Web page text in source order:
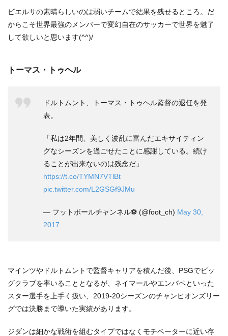
ビエルサの素晴らしいのは弱いチームで結果を残せるところ。だ
からこそ世界最強のメンバーで変幻自在のサッカーで世界を魅了
して欲しいと思います(^^)/
トーマス・トゥヘル
ドルトムント、トーマス・トゥヘル監督の退任を発
表。
「私は2年間、美しく波乱に富んだエキサイティン
グなシーズンを過ごせたことに感謝している。続け
ることが出来ないのは残念だ」
https://t.co/TYMN7VTlBt
pic.twitter.com/L2GSGf9JMu
— フットボールチャンネル⚽️ (@foot_ch) May 30,
2017
マインツやドルトムントで監督キャリアを積んだ後、PSGでビッ
グクラブを率いることとなるが、ネイマールやエンバペといった
スター選手を上手く扱い、2019-20シーズンのチャンピオンズリー
グでは決勝まで導いた実績があります。
ジダンは細かな戦術を組むタイプではなくモチベーターに近い存